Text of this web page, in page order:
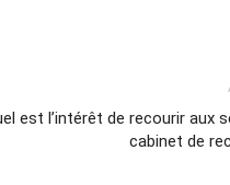
est l’intérêt de recourir aux
cabinet de